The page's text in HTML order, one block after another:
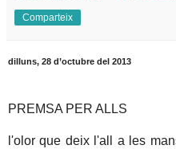
Comparteix
dilluns, 28 d’octubre del 2013
PREMSA PER ALLS
l'olor que deix l'all a les